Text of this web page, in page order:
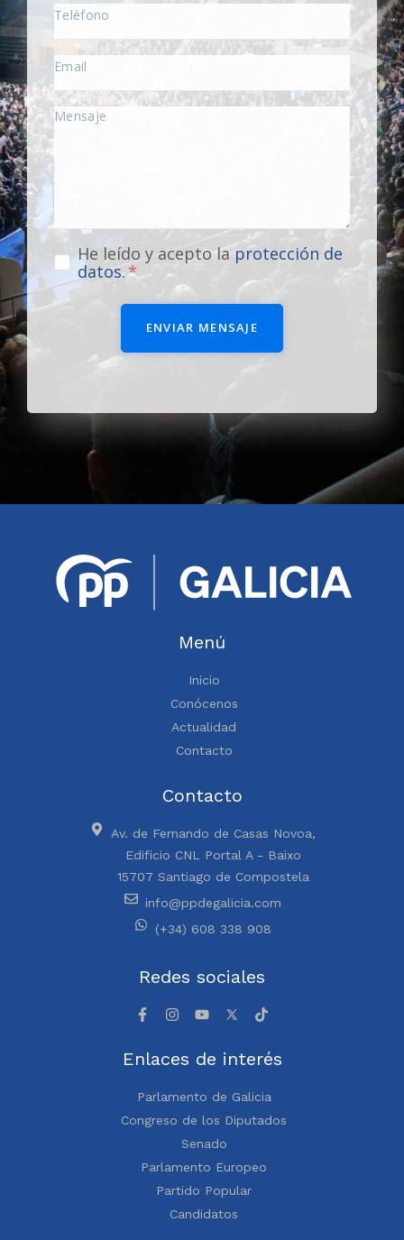
He leído y acepto la protección de
datos.
ENVIAR MENSAJE
Menú
Inicio
Conócenos
Actualidad
Contacto
Contacto
Av. de Fernando de Casas Novoa,
Edificio CNL Portal A - Baixo
15707 Santiago de Compostela
info@ppdegalicia.com
(+34) 608 338 908
Redes sociales
Enlaces de interés
Parlamento de Galicia
Congreso de los Diputados
Senado
Parlamento Europeo
Partido Popular
Candidatos